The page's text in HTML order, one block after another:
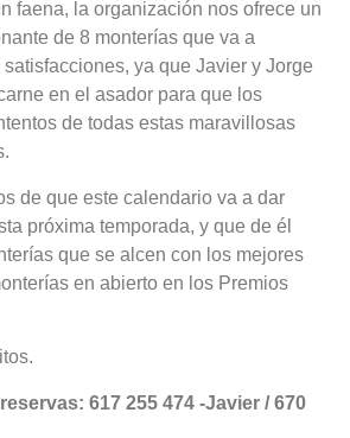
faena, la organización nos ofrece un
de 8 monterías que va a
ya que Javier y Jorge
en el asador para que los
de todas estas maravillosas
de que este calendario va a dar
próxima temporada, y que de él
que se alcen con los mejores
en abierto en los Premios
617 255 474 -Javier / 670